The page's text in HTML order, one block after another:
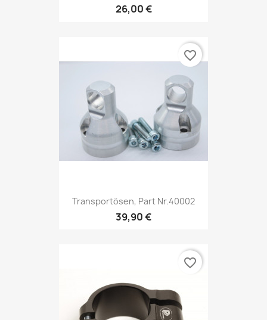
26,00 €
Transportösen, Part Nr.40002
39,90 €
favorite_border
favorite_border